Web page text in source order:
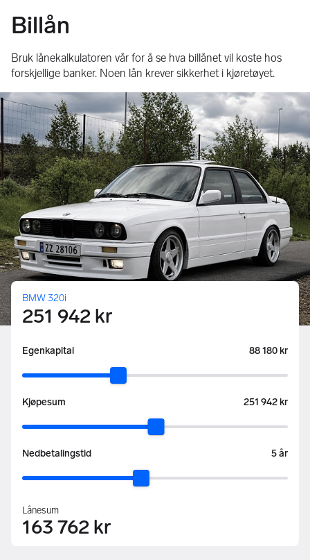
Billån
Bruk lånekalkulatoren vår for å se hva billånet vil koste hos
forskjellige banker. Noen lån krever sikkerhet i kjøretøyet.
BMW 320i
251 942 kr
Egenkapital
: 88 180 kr
Kjøpesum
: 251 942 kr
Nedbetalingstid
: 5 år
Lånesum
163 762 kr